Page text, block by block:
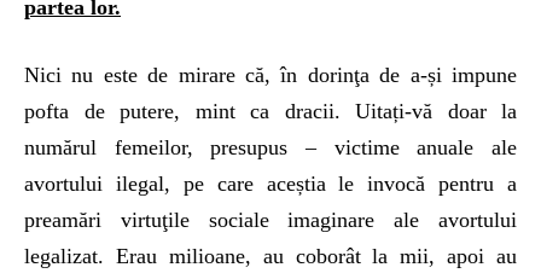
partea lor.
Nici nu este de mirare că, în dorinţa de a-și impune
pofta de putere, mint ca dracii. Uitați-vă doar la
numărul femeilor, presupus – victime anuale ale
avortului ilegal, pe care aceștia le invocă pentru a
preamări virtuţile sociale imaginare ale avortului
legalizat. Erau milioane, au coborât la mii, apoi au